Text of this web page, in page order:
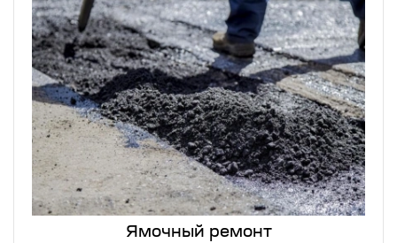
Ямочный ремонт